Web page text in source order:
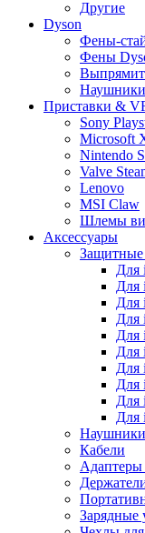
Другие
Dyson
Фены-
Фены
Приставки &
Sony
Microsoft
Nintendo
Valve
Lenovo
MSI Claw
Шлемы
Аксессуары
Защитные
Для
Для
Для
Для
Для
Для
Для
Для
Для
Для
Наушники
Кабели
Адаптеры
Зарядные